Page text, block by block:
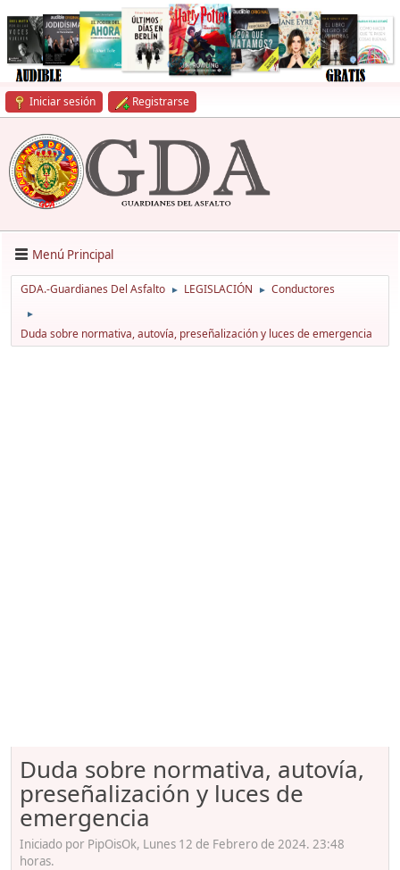
Iniciar sesión Registrarse
Menú Principal
GDA.-Guardianes Del Asfalto ► LEGISLACIÓN ► Conductores
►
Duda sobre normativa, autovía, preseñalización y luces de emergencia
Duda sobre normativa, autovía,
preseñalización y luces de
emergencia
Iniciado por PipOisOk, Lunes 12 de Febrero de 2024. 23:48
horas.